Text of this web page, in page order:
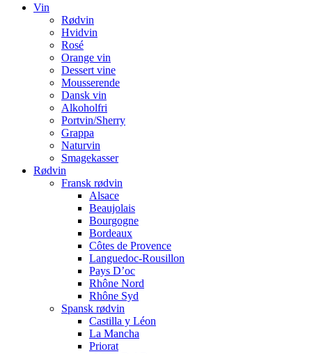
Vin
Rødvin
Hvidvin
Rosé
Orange vin
Dessert vine
Mousserende
Dansk vin
Alkoholfri
Portvin/Sherry
Grappa
Naturvin
Smagekasser
Rødvin
Fransk rødvin
Alsace
Beaujolais
Bourgogne
Bordeaux
Côtes de Provence
Languedoc-Rousillon
Pays D’oc
Rhône Nord
Rhône Syd
Spansk rødvin
Castilla y Léon
La Mancha
Priorat